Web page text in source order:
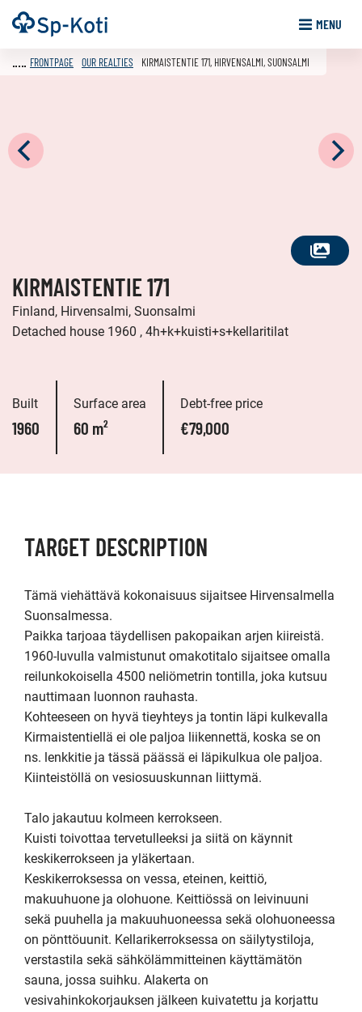
Go
to
Frontpage MENU
SEE
FRONTPAGE OUR REALTIES KIRMAISTENTIE 171, HIRVENSALMI, SUONSALMI
KIRMAISTENTIE 171
Finland, Hirvensalmi, Suonsalmi
Detached house 1960 , 4h+k+kuisti+s+kellaritilat
Built
1960
Surface area
60 m²
Debt-free price
€79,000
TARGET DESCRIPTION
Tämä viehättävä kokonaisuus sijaitsee Hirvensalmella
Suonsalmessa.
Paikka tarjoaa täydellisen pakopaikan arjen kiireistä.
1960-luvulla valmistunut omakotitalo sijaitsee omalla
reilunkokoisella 4500 neliömetrin tontilla, joka kutsuu
nauttimaan luonnon rauhasta.
Kohteeseen on hyvä tieyhteys ja tontin läpi kulkevalla
Kirmaistentiellä ei ole paljoa liikennettä, koska se on
ns. lenkkitie ja tässä päässä ei läpikulkua ole paljoa.
Kiinteistöllä on vesiosuuskunnan liittymä.
Talo jakautuu kolmeen kerrokseen.
Kuisti toivottaa tervetulleeksi ja siitä on käynnit
keskikerrokseen ja yläkertaan.
Keskikerroksessa on vessa, eteinen, keittiö,
makuuhuone ja olohuone. Keittiössä on leivinuuni
sekä puuhella ja makuuhuoneessa sekä olohuoneessa
on pönttöuunit. Kellarikerroksessa on säilytystiloja,
verstastila sekä sähkölämmitteinen käyttämätön
sauna, jossa suihku. Alakerta on
vesivahinkokorjauksen jälkeen kuivatettu ja korjattu